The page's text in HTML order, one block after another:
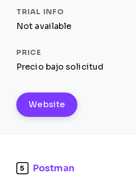
Not available
Precio bajo solicitud
Website
5 Postman